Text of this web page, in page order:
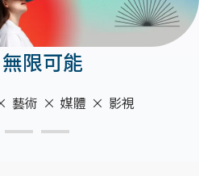
限可能
藝術 × 媒體 × 影視